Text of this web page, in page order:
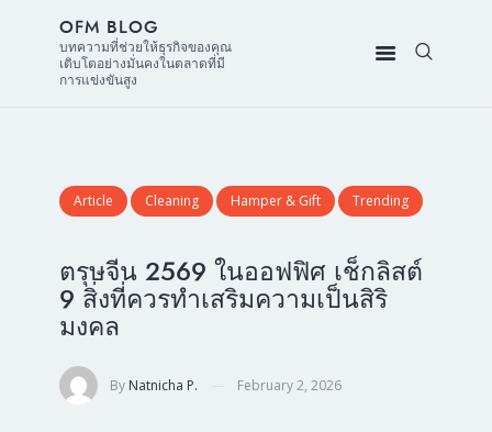
OFM BLOG
บทความที่ช่วยให้ธุรกิจของคุณ
เติบโตอย่างมั่นคงในตลาดที่มี
การแข่งขันสูง
Article Cleaning Hamper & Gift Trending
ตรุษจีน 2569 ในออฟฟิศ เช็กลิสต์
9 สิ่งที่ควรทำเสริมความเป็นสิริ
มงคล
By Natnicha P. February 2, 2026